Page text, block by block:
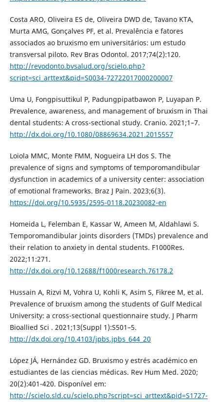
Costa ARO, Oliveira ES de, Oliveira DWD de, Tavano KTA,
Murta AMG, Gonçalves PF, et al. Prevalência e fatores
associados ao bruxismo em universitários: um estudo
transversal piloto. Rev Bras Odontol. 2017;74(2):120.
http://revodonto.bvsalud.org/scielo.php?
script=sci_arttext&pid=S0034-72722017000200007
Uma U, Fongpisuttikul P, Padungpipatbawon P, Luyapan P.
Prevalence, awareness, and management of bruxism in Thai
dental students: A cross-sectional study. Cranio. 2021;1–7.
http://dx.doi.org/10.1080/08869634.2021.2015557
Loiola MMC, Monte FMM, Nogueira LH dos S. The
prevalence of signs and symptoms of temporomandibular
dysfunction in academics of a university center: association
of emotional frameworks. Braz J Pain. 2023;6(3).
https://doi.org/10.5935/2595-0118.20230082-en
Homeida L, Felemban E, Kassar W, Ameen M, Aldahlawi S.
Temporomandibular joints disorders (TMDs) prevalence and
their relation to anxiety in dental students. F1000Res.
2022;11:271.
http://dx.doi.org/10.12688/f1000research.76178.2
Hussain A, Rizvi M, Vohra U, Kohli K, Asim S, Fikree M, et al.
Prevalence of bruxism among the students of Gulf Medical
University: a cross-sectional questionnaire study. J Pharm
Bioallied Sci . 2021;13(Suppl 1):S501–5.
http://dx.doi.org/10.4103/jpbs.jpbs_644_20
López JÁ, Hernández GD. Bruxismo y estrés académico en
estudiantes de las ciencias médicas. Rev Hum Med. 2020;
20(2):401-420. Disponível em:
http://scielo.sld.cu/scielo.php?script=sci_arttext&pid=S1727-